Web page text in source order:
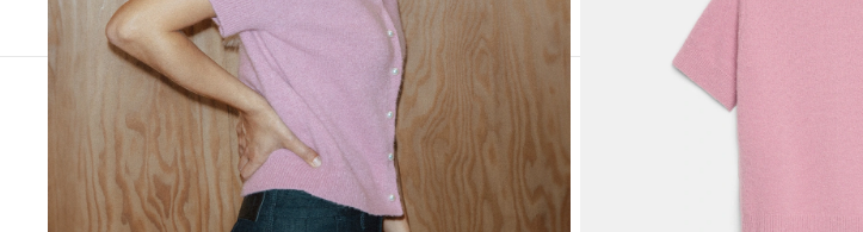
ПОХОЖИЕ ТОВАРЫ